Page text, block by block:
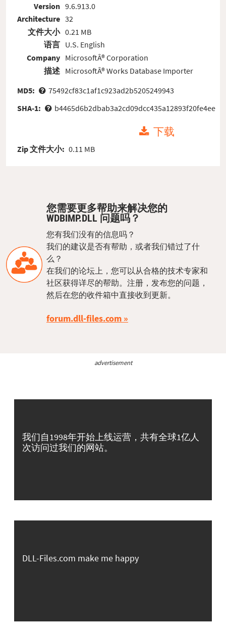
Version
Architecture
文件大小
语言
Company
描述
9.6.913.0
32
0.21 MB
U.S. English
MicrosoftÂ® Corporation
MicrosoftÂ® Works Database Importer
MD5:
75492cf83c1af1c923ad2b5205249943
SHA-1:
b4465d6b2dbab3a2cd09dcc435a12893f20fe4ee
下载
Zip 文件大小: 0.11 MB
您需要更多帮助来解决您的
WDBIMP.DLL 问题吗？
您有我们没有的信息吗？
我们的建议是否有帮助，或者我们错过了什
么？
在我们的论坛上，您可以从合格的技术专家和
社区获得详尽的帮助。注册，发布您的问题，
然后在您的收件箱中直接收到更新。
forum.dll-files.com
advertisement
我们自1998年开始上线运营，共有全球1亿人
次访问过我们的网站。
DLL-Files.com make me happy